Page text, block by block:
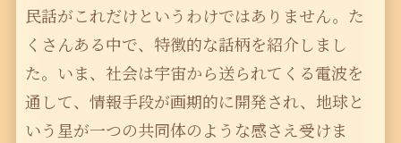
民話がこれだけというわけではありません。た
くさんある中で、特徴的な話柄を紹介しまし
た。いま、社会は宇宙から送られてくる電波を
通して、情報手段が画期的に開発され、地球と
いう星が一つの共同体のような感さえ受けま